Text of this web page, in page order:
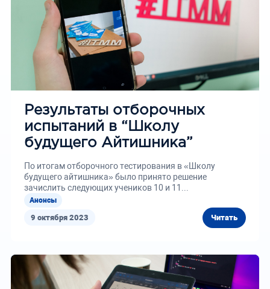
9 октября 2023 Читать
Результаты отборочных
испытаний в “Школу
будущего Айтишника”
По итогам отборочного тестирования в «Школу
будущего айтишника» было принято решение
зачислить следующих учеников 10 и 11...
Анонсы